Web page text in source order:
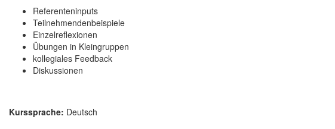
Referenteninputs
Teilnehmendenbeispiele
Einzelreflexionen
Übungen in Kleingruppen
kollegiales Feedback
Diskussionen
Kurssprache: Deutsch